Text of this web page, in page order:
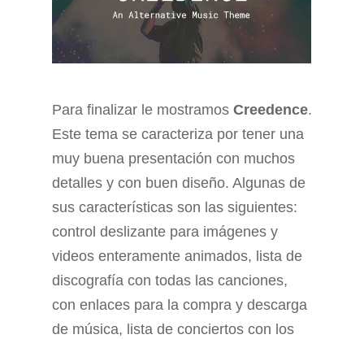
Para finalizar le mostramos Creedence.
Este tema se caracteriza por tener una
muy buena presentación con muchos
detalles y con buen diseño. Algunas de
sus características son las siguientes:
control deslizante para imágenes y
videos enteramente animados, lista de
discografía con todas las canciones,
con enlaces para la compra y descarga
de música, lista de conciertos con los